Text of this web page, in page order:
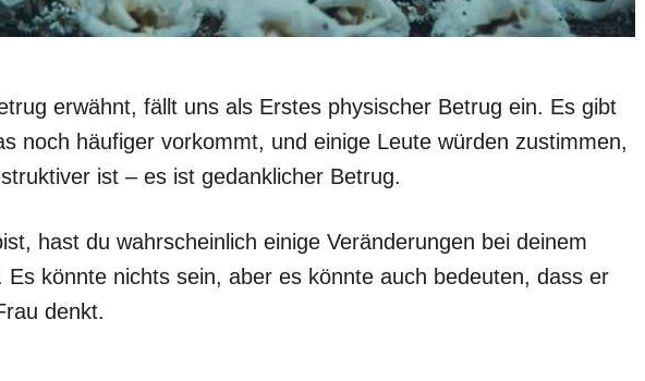
erwähnt, fällt uns als Erstes physischer Betrug ein. Es gibt
noch häufiger vorkommt, und einige Leute würden zustimmen,
ist – es ist gedanklicher Betrug.
hast du wahrscheinlich einige Veränderungen bei deinem
Es könnte nichts sein, aber es könnte auch bedeuten, dass er
denkt.